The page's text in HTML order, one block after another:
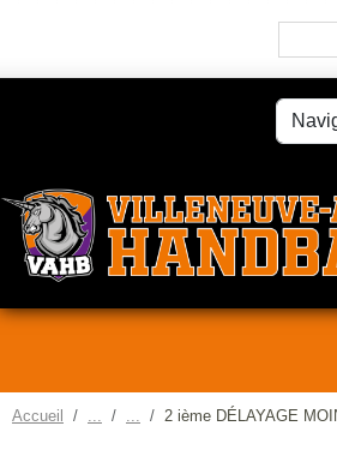
Accueil 2 ième DÉLAYAGE